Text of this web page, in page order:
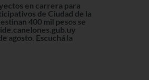
en carrera para
de Ciudad de la
400 mil pesos se
agosto. Escuchá la